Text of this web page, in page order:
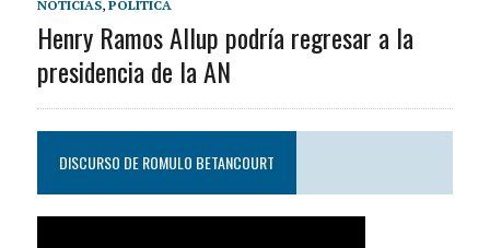
NOTICIAS, POLÍTICA
Henry Ramos Allup podría regresar a la
presidencia de la AN
DISCURSO DE ROMULO BETANCOURT